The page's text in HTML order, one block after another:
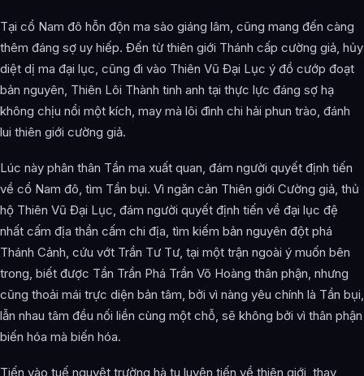
Tại cổ Nam đô hỗn độn ma sào giáng lâm, cũng mang đến càng
thêm đáng sợ uy hiếp. Đến từ thiên giới Thánh cấp cường giả, hủy
diệt dị ma đại lục, cũng đi vào Thiên Vũ Đại Lục ý đồ cướp đoạt
bản nguyên, Thiên Lôi Thành tinh anh tại thực lực đáng sợ hạ
không chịu nổi một kích, may mà lôi đình chi hải phun trào, đánh
lui thiên giới cường giả.
Lúc này phân thân Tần ma xuất quan, đám người quyết định tiến
về cổ Nam đô, tìm Tần bụi. Vì ngăn cản Thiên giới Cường giả, thủ
hộ Thiên Vũ Đại Lục, đám người quyết định tiến về đại lục đệ
nhất cấm địa thần cấm chi địa, tìm kiếm bản nguyên đột phá
Thánh Cảnh, cứu vớt Trần Tư Tư, tại một trận ngoài ý muốn bên
trong, biết được Tần Trần Phá Trần Võ Hoàng thân phận, nhưng
cũng thoải mái trực diện bản tâm, bởi vì nàng yêu chính là Tần bụi,
lẫn nhau tâm đều nối liền cùng một chỗ, sẽ không bởi vì thân phận
biến hóa mà biến hóa.
Tiến vào tuế nguyệt trường hà tu luyện tiến về thiên giới, thay